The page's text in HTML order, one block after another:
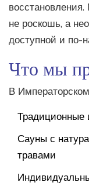
не роскошь, а
доступной и по-
Что мы
В
Традиционные
Сауны с
травами